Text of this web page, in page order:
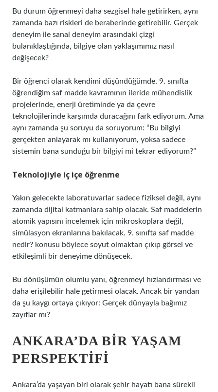
Bu durum öğrenmeyi daha sezgisel hale getirirken, aynı
zamanda bazı riskleri de beraberinde getirebilir. Gerçek
deneyim ile sanal deneyim arasındaki çizgi
bulanıklaştığında, bilgiye olan yaklaşımımız nasıl
değişecek?
Bir öğrenci olarak kendimi düşündüğümde, 9. sınıfta
öğrendiğim saf madde kavramının ileride mühendislik
projelerinde, enerji üretiminde ya da çevre
teknolojilerinde karşımda duracağını fark ediyorum. Ama
aynı zamanda şu soruyu da soruyorum: “Bu bilgiyi
gerçekten anlayarak mı kullanıyorum, yoksa sadece
sistemin bana sunduğu bir bilgiyi mi tekrar ediyorum?”
Teknolojiyle iç içe öğrenme
Yakın gelecekte laboratuvarlar sadece fiziksel değil, aynı
zamanda dijital katmanlara sahip olacak. Saf maddelerin
atomik yapısını incelemek için mikroskoplara değil,
simülasyon ekranlarına bakılacak. 9. sınıfta saf madde
nedir? konusu böylece soyut olmaktan çıkıp görsel ve
etkileşimli bir deneyime dönüşecek.
Bu dönüşümün olumlu yanı, öğrenmeyi hızlandırması ve
daha erişilebilir hale getirmesi olacak. Ancak bir yandan
da şu kaygı ortaya çıkıyor: Gerçek dünyayla bağımız
zayıflar mı?
ANKARA’DA BIR YAŞAM
PERSPEKTIFI
Ankara’da yaşayan biri olarak şehir hayatı bana sürekli